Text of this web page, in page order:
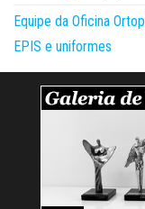
Equipe da Oficina
EPIS e uniformes